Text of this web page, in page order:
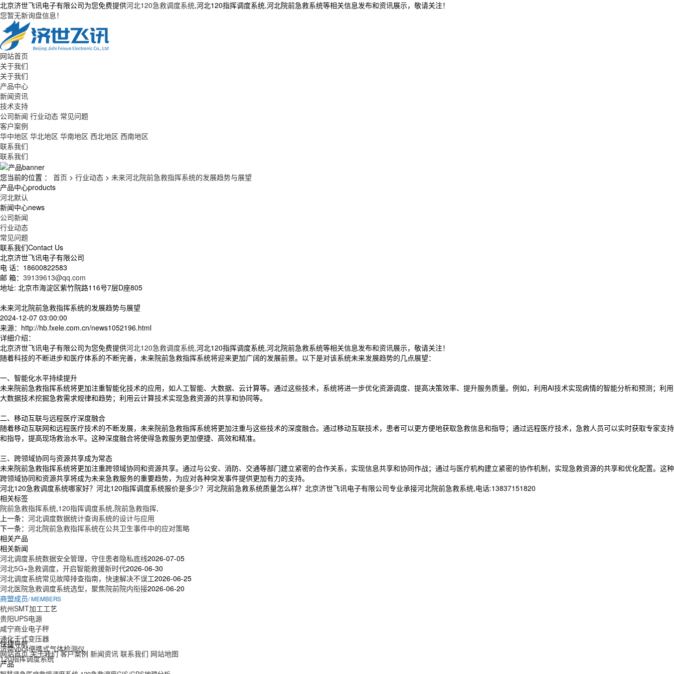
北京济世飞讯电子有限公司为您免费提供河北120急救调度系统,河北120指挥调度系统,河北院前急救系统等相关信息发布和资讯展示，敬请关注！
您暂无新询盘信息！
网站首页
关于我们
关于我们
产品中心
新闻资讯
技术支持
公司新闻 行业动态 常见问题
客户案例
华中地区 华北地区 华南地区 西北地区 西南地区
联系我们
联系我们
您当前的位置 ： 首页 > 行业动态 > 未来河北院前急救指挥系统的发展趋势与展望
产品中心products
河北默认
新闻中心news
公司新闻
行业动态
常见问题
联系我们Contact Us
北京济世飞讯电子有限公司
电 话：18600822583
邮 箱： 39139613@qq.com
地址: 北京市海淀区紫竹院路116号7层D座805
未来河北院前急救指挥系统的发展趋势与展望
2024-12-07 03:00:00
来源：http://hb.fxele.com.cn/news1052196.html
详细介绍：
北京济世飞讯电子有限公司为您免费提供河北120急救调度系统,河北120指挥调度系统,河北院前急救系统等相关信息发布和资讯展示，敬请关注！
随着科技的不断进步和医疗体系的不断完善，未来院前急救指挥系统将迎来更加广阔的发展前景。以下是对该系统未来发展趋势的几点展望：
一、智能化水平持续提升
未来院前急救指挥系统将更加注重智能化技术的应用，如人工智能、大数据、云计算等。通过这些技术，系统将进一步优化资源调度、提高决策效率、提升服务质量。例如，利用AI技术实现病情的智能分析和预测；利用
大数据技术挖掘急救需求规律和趋势；利用云计算技术实现急救资源的共享和协同等。
二、移动互联与远程医疗深度融合
随着移动互联网和远程医疗技术的不断发展，未来院前急救指挥系统将更加注重与这些技术的深度融合。通过移动互联技术，患者可以更方便地获取急救信息和指导；通过远程医疗技术，急救人员可以实时获取专家支持
和指导，提高现场救治水平。这种深度融合将使得急救服务更加便捷、高效和精准。
三、跨领域协同与资源共享成为常态
未来院前急救指挥系统将更加注重跨领域协同和资源共享。通过与公安、消防、交通等部门建立紧密的合作关系，实现信息共享和协同作战；通过与医疗机构建立紧密的协作机制，实现急救资源的共享和优化配置。这种
跨领域协同和资源共享将成为未来急救服务的重要趋势，为应对各种突发事件提供更加有力的支持。
河北120急救调度系统哪家好？河北120指挥调度系统报价是多少？河北院前急救系统质量怎么样？北京济世飞讯电子有限公司专业承接河北院前急救系统,电话:13837151820
相关标签
院前急救指挥系统,120指挥调度系统,院前急救指挥,
上一条： 河北调度数据统计查询系统的设计与应用
下一条： 河北院前急救指挥系统在公共卫生事件中的应对策略
相关产品
相关新闻
河北调度系统数据安全管理，守住患者隐私底线2026-07-05
河北5G+急救调度，开启智能救援新时代2026-06-30
河北调度系统常见故障排查指南，快速解决不误工2026-06-25
河北医院急救调度系统选型，聚焦院前院内衔接2026-06-20
商盟成员/ MEMBERS
杭州SMT加工工艺
贵阳UPS电源
咸宁商业电子秤
通化干式变压器
济南vocs便携式气体检测仪
120指挥调度系统
快捷导航
网站首页 关于我们 客户案例 新闻资讯 联系我们 网站地图
产品